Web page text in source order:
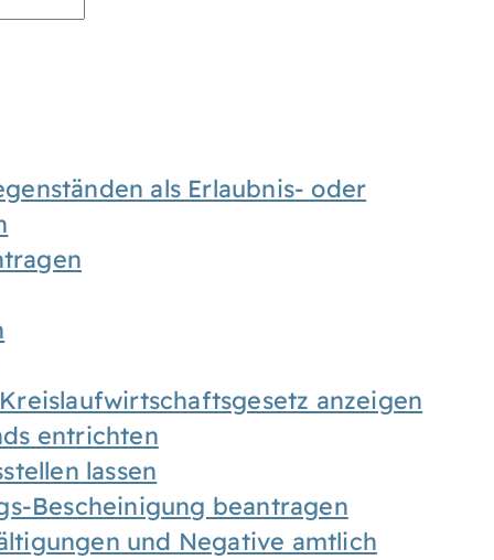
als Erlaubnis- oder
anzeigen
entrichten
lassen
Bescheinigung beantragen
und Negative amtlich